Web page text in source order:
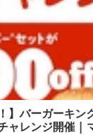
】バーガーキン
ャレンジ開催 |